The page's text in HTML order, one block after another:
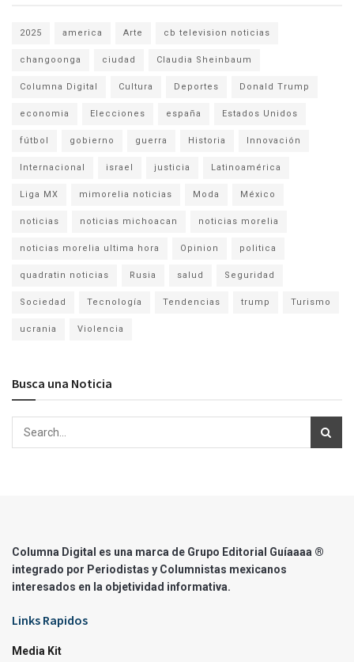
2025 america Arte cb television noticias
changoonga ciudad Claudia Sheinbaum
Columna Digital Cultura Deportes Donald Trump
economia Elecciones españa Estados Unidos
fútbol gobierno guerra Historia Innovación
Internacional israel justicia Latinoamérica
Liga MX mimorelia noticias Moda México
noticias noticias michoacan noticias morelia
noticias morelia ultima hora Opinion politica
quadratin noticias Rusia salud Seguridad
Sociedad Tecnología Tendencias trump Turismo
ucrania Violencia
Busca una Noticia
Columna Digital es una marca de Grupo Editorial Guíaaaa ®
integrado por Periodistas y Columnistas mexicanos
interesados en la objetividad informativa.
Links Rapidos
Media Kit